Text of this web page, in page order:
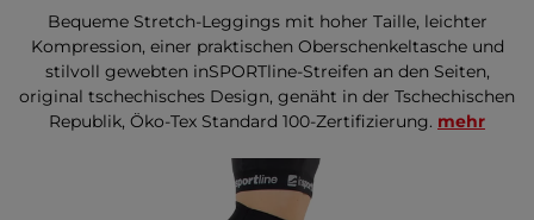
Bequeme Stretch-Leggings mit hoher Taille, leichter
Kompression, einer praktischen Oberschenkeltasche und
stilvoll gewebten inSPORTline-Streifen an den Seiten,
original tschechisches Design, genäht in der Tschechischen
Republik, Öko-Tex Standard 100-Zertifizierung. mehr